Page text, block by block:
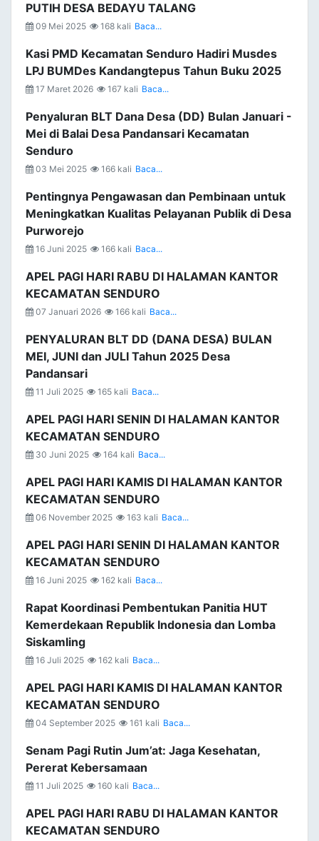
PUTIH DESA BEDAYU TALANG
09 Mei 2025 168 kali Baca...
Kasi PMD Kecamatan Senduro Hadiri Musdes
LPJ BUMDes Kandangtepus Tahun Buku 2025
17 Maret 2026 167 kali Baca...
Penyaluran BLT Dana Desa (DD) Bulan Januari -
Mei di Balai Desa Pandansari Kecamatan
Senduro
03 Mei 2025 166 kali Baca...
Pentingnya Pengawasan dan Pembinaan untuk
Meningkatkan Kualitas Pelayanan Publik di Desa
Purworejo
16 Juni 2025 166 kali Baca...
APEL PAGI HARI RABU DI HALAMAN KANTOR
KECAMATAN SENDURO
07 Januari 2026 166 kali Baca...
PENYALURAN BLT DD (DANA DESA) BULAN
MEI, JUNI dan JULI Tahun 2025 Desa
Pandansari
11 Juli 2025 165 kali Baca...
APEL PAGI HARI SENIN DI HALAMAN KANTOR
KECAMATAN SENDURO
30 Juni 2025 164 kali Baca...
APEL PAGI HARI KAMIS DI HALAMAN KANTOR
KECAMATAN SENDURO
06 November 2025 163 kali Baca...
APEL PAGI HARI SENIN DI HALAMAN KANTOR
KECAMATAN SENDURO
16 Juni 2025 162 kali Baca...
Rapat Koordinasi Pembentukan Panitia HUT
Kemerdekaan Republik Indonesia dan Lomba
Siskamling
16 Juli 2025 162 kali Baca...
APEL PAGI HARI KAMIS DI HALAMAN KANTOR
KECAMATAN SENDURO
04 September 2025 161 kali Baca...
Senam Pagi Rutin Jum’at: Jaga Kesehatan,
Pererat Kebersamaan
11 Juli 2025 160 kali Baca...
APEL PAGI HARI RABU DI HALAMAN KANTOR
KECAMATAN SENDURO